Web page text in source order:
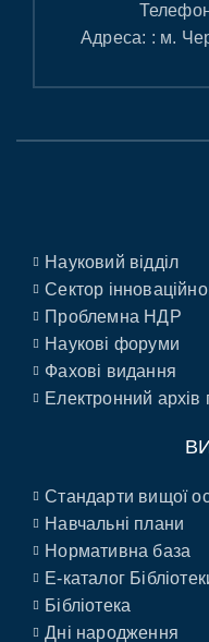
Адреса: : м.
Науковий відділ
Сектор
Проблемна НДР
Наукові форуми
Фахові видання
Електронний архів
Стандарти вищої
Навчальні плани
Нормативна база
E-каталог
Бібліотека
Дні народження